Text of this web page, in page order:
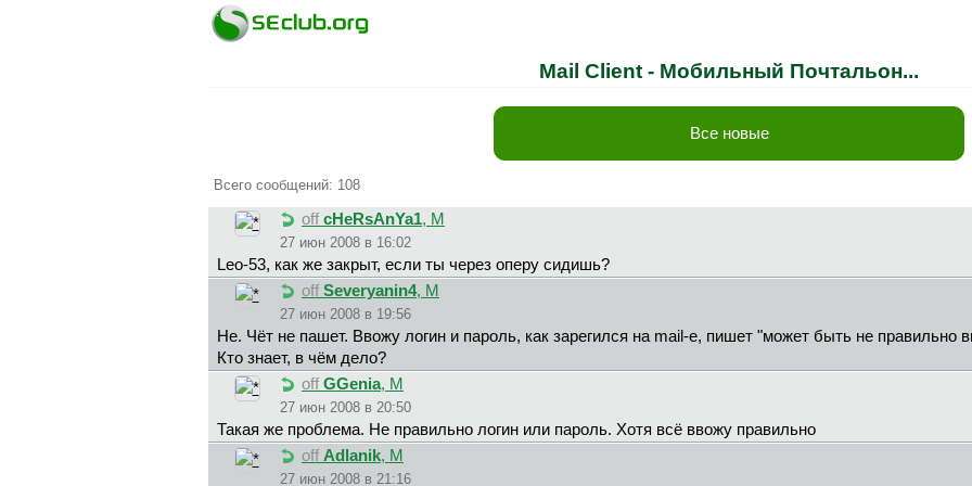
Mail Client - Мобильный Почтальон...
Все новые
Всего сообщений: 108
off cHeRsAnYa1, М
27 июн 2008 в 16:02
Leo-53, как же закрыт, если ты через оперу сидишь?
off Severyanin4, М
27 июн 2008 в 19:56
Не. Чёт не пашет. Ввожу логин и пароль, как зарегился на mail-e, пишет "может быть не правильно
Кто знает, в чём дело?
off GGenia, М
27 июн 2008 в 20:50
Такая же проблема. Не правильно логин или пароль. Хотя всё ввожу правильно
off Adlanik, М
27 июн 2008 в 21:16